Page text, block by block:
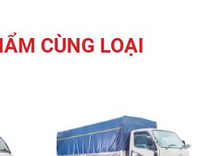
CÙNG LOẠI